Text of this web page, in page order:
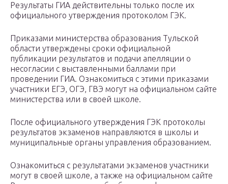
Результаты ГИА действительны только после их
официального утверждения протоколом ГЭК.
Приказами министерства образования Тульской
области утверждены сроки официальной
публикации результатов и подачи апелляции о
несогласии с выставленными баллами при
проведении ГИА. Ознакомиться с этими приказами
участники ЕГЭ, ОГЭ, ГВЭ могут на официальном сайте
министерства или в своей школе.
После официального утверждения ГЭК протоколы
результатов экзаменов направляются в школы и
муниципальные органы управления образованием.
Ознакомиться с результатами экзаменов участники
могут в своей школе, а также на официальном сайте